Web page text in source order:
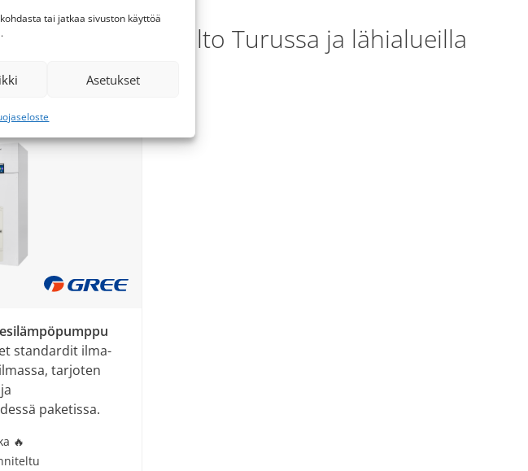
tai jatkaa sivuston käyttöä
Asetukset
ja niiden huolto Turussa ja lähialueilla
standardit ilma-
tarjoten
paketissa.
🔥